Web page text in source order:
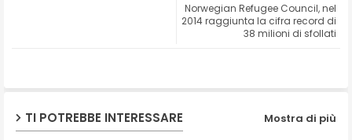
ats
Norwegian Refugee Council, nel
2014 raggiunta la cifra record di
38 milioni di sfollati
TI POTREBBE INTERESSARE Mostra di più